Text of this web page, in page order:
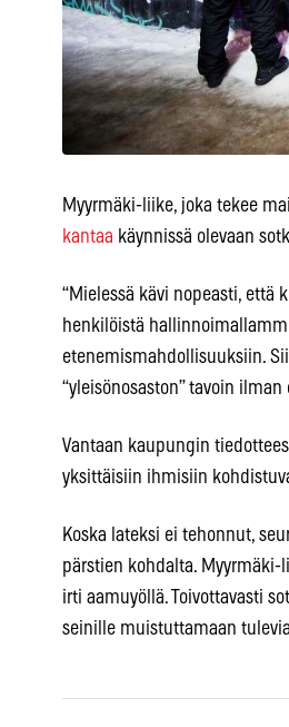
Myyrmäki-liike, joka tekee
kantaa käynnissä olevaan
“Mielessä kävi nopeasti, että
henkilöistä
etenemismahdollisuuksiin.
“yleisönosaston” tavoin
Vantaan kaupungin
yksittäisiin ihmisiin
Koska lateksi ei tehonnut,
pärstien kohdalta.
irti aamuyöllä. Toivottavasti
seinille muistuttamaan